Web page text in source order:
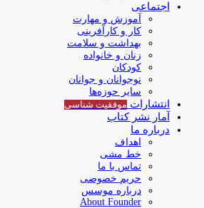
اجتماعی
آموزش و مهارت
کار و کارآفرینی
بهداشت و سلامت
زنان و خانواده
کودکان
نوجوانان و جوانان
سایر حوزه‌ها
انتشارات موفقیت‌ شناسی
آمار نشر کتاب
درباره ما
اهداف
خط مشی
تماس با ما
حریم خصوصی
درباره موسس
About Founder